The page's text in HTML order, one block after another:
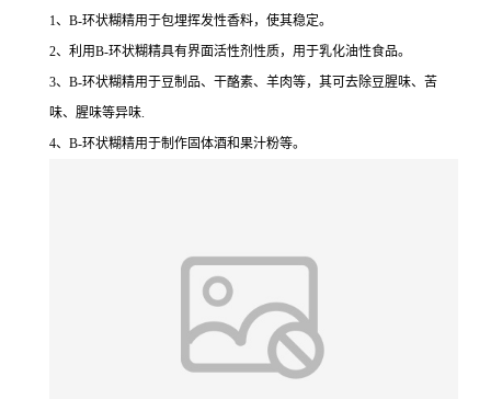
1、B-环状糊精用于包埋挥发性香料，使其稳定。
2、利用B-环状糊精具有界面活性剂性质，用于乳化油性食品。
3、B-环状糊精用于豆制品、干酪素、羊肉等，其可去除豆腥味、苦
味、腥味等异味.
4、B-环状糊精用于制作固体酒和果汁粉等。